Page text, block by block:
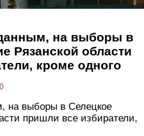
на выборы в
Рязанской области
кроме одного
на выборы в Селецкое
пришли все избиратели,